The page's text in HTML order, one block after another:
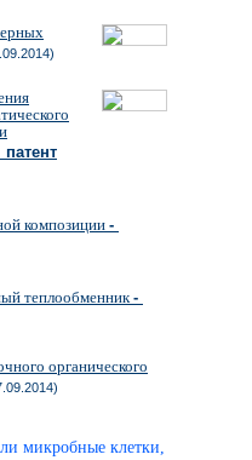
композиции-
теплообменник-
органического
микробные клетки,